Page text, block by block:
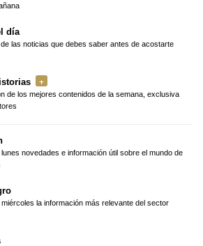
día
las noticias que debes saber antes de acostarte
de los mejores contenidos de la semana, exclusiva
novedades e información útil sobre el mundo de
la información más relevante del sector